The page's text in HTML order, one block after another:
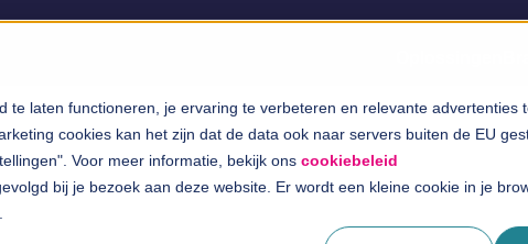
te laten functioneren, je ervaring te verbeteren en relevante advertenties
cookies kan het zijn dat de data ook naar servers buiten de EU
Voor meer informatie, bekijk ons cookiebeleid
bij je bezoek aan deze website. Er wordt een kleine cookie in je